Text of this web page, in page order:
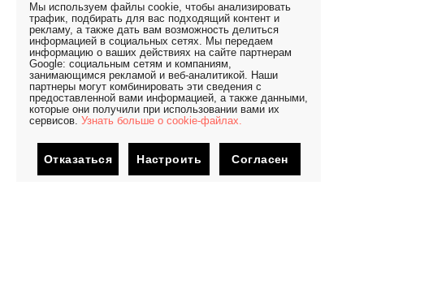
Мы используем файлы cookie, чтобы анализировать
трафик, подбирать для вас подходящий контент и
рекламу, а также дать вам возможность делиться
информацией в социальных сетях. Мы передаем
информацию о ваших действиях на сайте партнерам
Google: социальным сетям и компаниям,
занимающимся рекламой и веб-аналитикой. Наши
партнеры могут комбинировать эти сведения с
предоставленной вами информацией, а также данными,
которые они получили при использовании вами их
сервисов. Узнать больше о cookie-файлах.
Отказаться Настроить Согласен